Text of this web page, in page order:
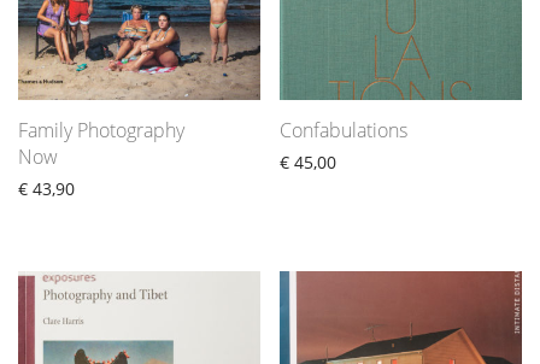
Family Photography
Now
€ 43,90
Confabulations
€ 45,00